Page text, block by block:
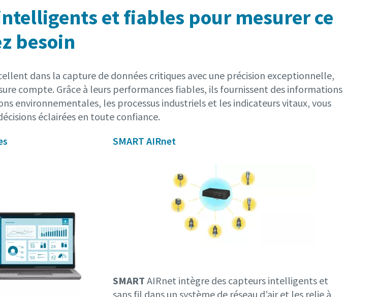
et fiables pour mesurer ce
besoin
dans la capture de données critiques avec une précision exceptionnelle,
compte. Grâce à leurs performances fiables, ils fournissent des informations
environnementales, les processus industriels et les indicateurs vitaux, vous
éclairées en toute confiance.
SMART AIRnet
SMART AIRnet intègre des capteurs intelligents et
sans fil dans un système de réseau d’air et les relie à